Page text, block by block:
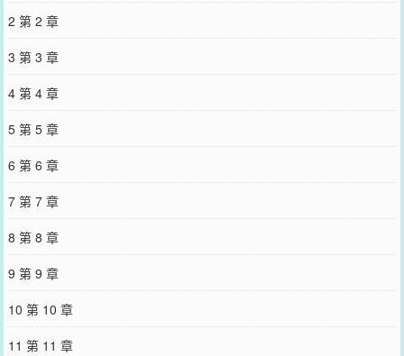
微博微信里的朋友推荐哦！
2 第 2 章
3 第 3 章
4 第 4 章
5 第 5 章
6 第 6 章
7 第 7 章
8 第 8 章
9 第 9 章
10 第 10 章
11 第 11 章